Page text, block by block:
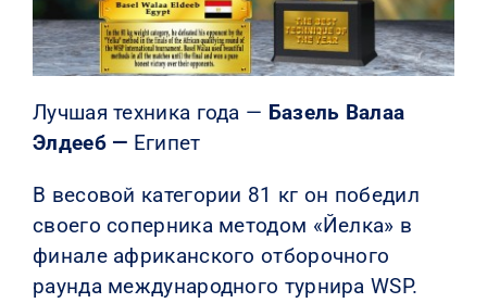
Лучшая техника года — Базель Валаа
Элдееб — Египет
В весовой категории 81 кг он победил
своего соперника методом «Йелка» в
финале африканского отборочного
раунда международного турнира WSP.